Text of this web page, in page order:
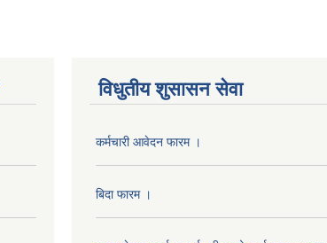
विधुतीय शुसासन सेवा
कर्मचारी आवेदन फारम ।
बिदा फारम ।